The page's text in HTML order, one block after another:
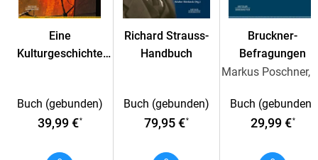
Fragen der Armutsforschung (z. B. Altruismus, Würde, und
Inhaltsverzeichnis
I Grundlagen und philosophische Aspekte der
Armutsforschung. - II Armut in der Geschichte der
Philosophie. - III Armut in philosophischen Traditionen. - IV
Eine
Kulturgeschichte
Buch (gebunden)
39,99 €*
Richard Strauss-
Handbuch
Buch (gebunden)
79,95 €*
Bruckner-
Befragungen
Buch (gebunden)
29,99 €*